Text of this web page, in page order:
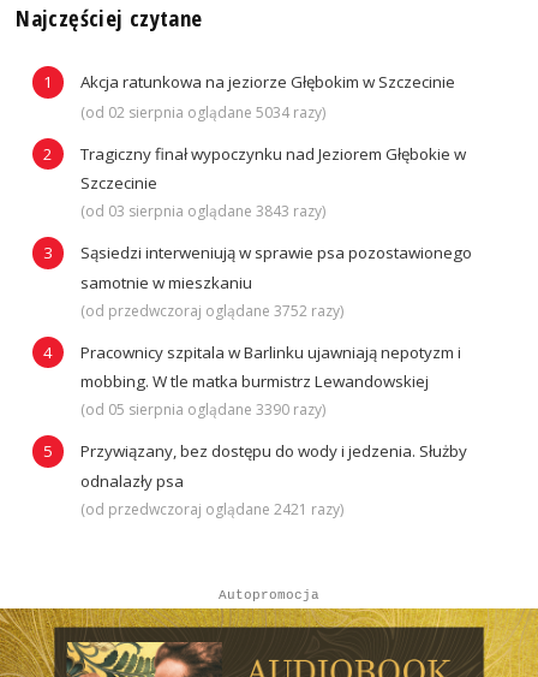
Najczęściej czytane
Akcja ratunkowa na jeziorze Głębokim w Szczecinie
(od 02 sierpnia oglądane 5034 razy)
Tragiczny finał wypoczynku nad Jeziorem Głębokie w
Szczecinie
(od 03 sierpnia oglądane 3843 razy)
Sąsiedzi interweniują w sprawie psa pozostawionego
samotnie w mieszkaniu
(od przedwczoraj oglądane 3752 razy)
Pracownicy szpitala w Barlinku ujawniają nepotyzm i
mobbing. W tle matka burmistrz Lewandowskiej
(od 05 sierpnia oglądane 3390 razy)
Przywiązany, bez dostępu do wody i jedzenia. Służby
odnalazły psa
(od przedwczoraj oglądane 2421 razy)
Autopromocja